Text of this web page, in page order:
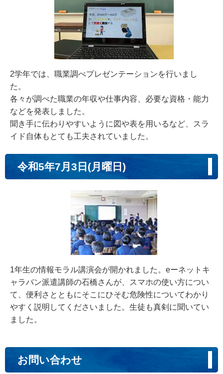
2学年では、職業調べプレゼンテーションを行いまし
た。
各々が調べた職業の年収や仕事内容、必要な資格・能力
などを発表しました。
聞き手に伝わりやすいように図や表を用いるなど、スラ
イド自体もとても工夫されていました。
令和5年7月3日(月曜日)
1年生の情報モラル講演会が開かれました。eーネットキ
ャラバン派遣講師の石橋さんが、スマホの使い方につい
て、便利さとともにそこにひそむ危険性についてわかり
やすく説明してくださいました。生徒も真剣に聞いてい
ました。
お問い合わせ